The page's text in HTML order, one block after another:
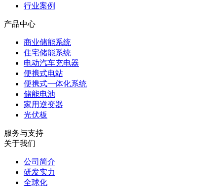
行业案例
产品中心
商业储能系统
住宅储能系统
电动汽车充电器
便携式电站
便携式一体化系统
储能电池
家用逆变器
光伏板
服务与支持
关于我们
公司简介
研发实力
全球化